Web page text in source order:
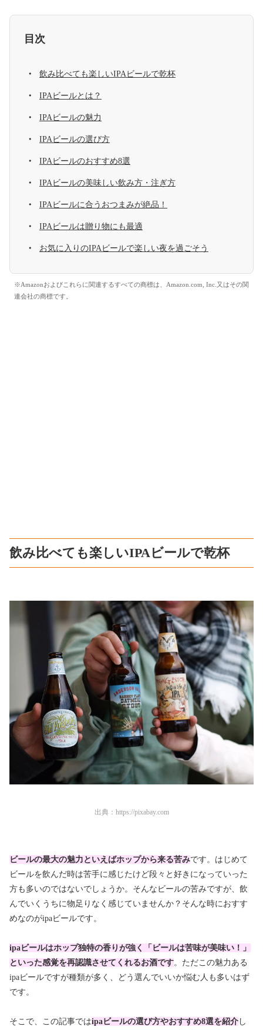
目次
飲み比べても楽しいIPAビールで乾杯
IPAビールとは？
IPAビールの魅力
IPAビールの選び方
IPAビールのおすすめ8選
IPAビールの美味しい飲み方・注ぎ方
IPAビールに合うおつまみが絶品！
IPAビールは贈り物にも最適
お気に入りのIPAビールで楽しい夜を過ごそう
※Amazonおよびこれらに関連するすべての商標は、Amazon.com, Inc.又はその関
連会社の商標です。
飲み比べても楽しいIPAビールで乾杯
出典： https://pixabay.com
ビールの最大の魅力といえばホップから来る苦みです。はじめて
ビールを飲んだ時は苦手に感じたけど段々と好きになっていった
方も多いのではないでしょうか。そんなビールの苦みですが、飲
んでいくうちに物足りなく感じていませんか？そんな時におすす
めなのがipaビールです。
ipaビールはホップ独特の香りが強く
「ビールは苦味が美味い！」
といった感覚を再認識させてくれるお酒です。ただこの魅力ある
ipaビールですが種類が多く、どう選んでいいか悩む人も多いはず
です。
そこで、この記事ではipaビールの選び方やおすすめ8選を紹介 し